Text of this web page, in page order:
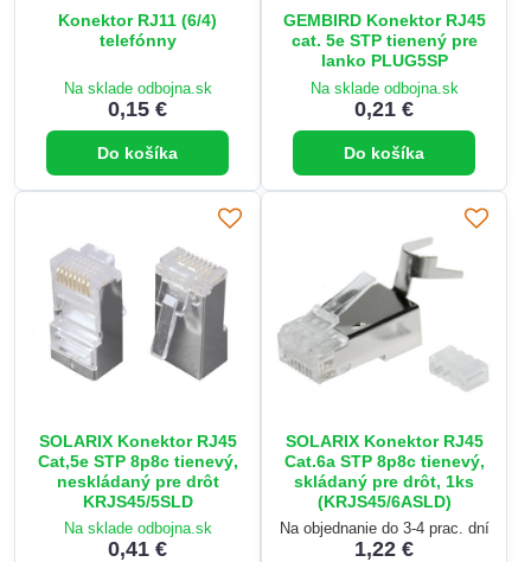
Konektor RJ11 (6/4)
telefónny
Na sklade odbojna.sk
0,15 €
Do košíka
GEMBIRD Konektor RJ45
cat. 5e STP tienený pre
lanko PLUG5SP
Na sklade odbojna.sk
0,21 €
Do košíka
SOLARIX Konektor RJ45
Cat,5e STP 8p8c tienevý,
neskládaný pre drôt
KRJS45/5SLD
Na sklade odbojna.sk
0,41 €
SOLARIX Konektor RJ45
Cat.6a STP 8p8c tienevý,
skládaný pre drôt, 1ks
(KRJS45/6ASLD)
Na objednanie do 3-4 prac. dní
1,22 €